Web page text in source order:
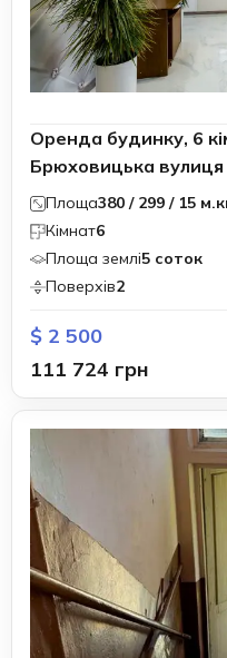
Оренда будинку, 6
Брюховицька вулиця
Площа380 / 299 / 15
Кімнат6
Площа землі5 соток
Поверхів2
$ 2 500
111 724 грн